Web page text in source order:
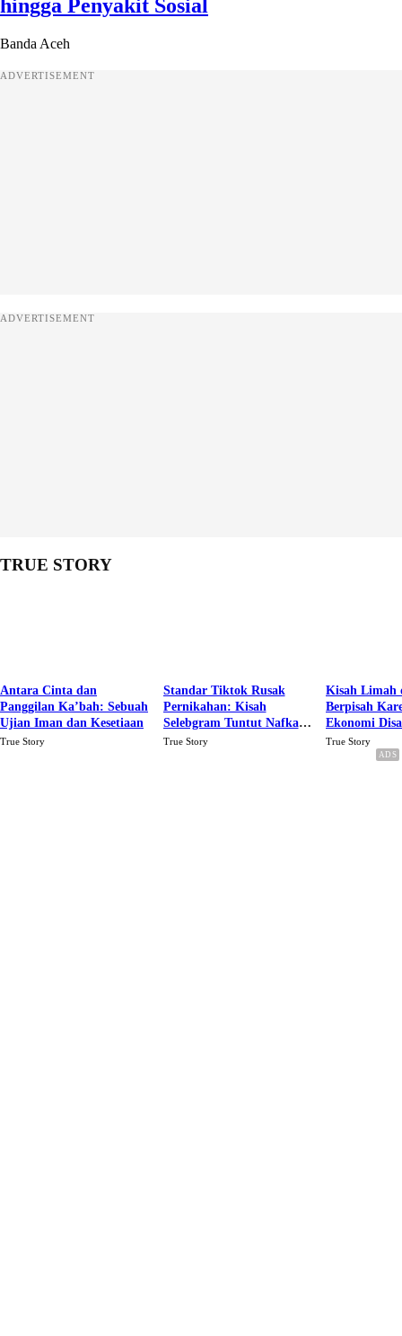
hingga Penyakit Sosial
Banda Aceh
ADVERTISEMENT
ADVERTISEMENT
TRUE STORY
Antara Cinta dan
Panggilan Ka’bah: Sebuah
Ujian Iman dan Kesetiaan
True Story
Standar Tiktok Rusak
Pernikahan: Kisah
Selebgram Tuntut Nafkah
Rp.15 Juta Perbulan
True Story
Kisah Limah
Berpisah
Ekonomi
Karena Cinta
True Story